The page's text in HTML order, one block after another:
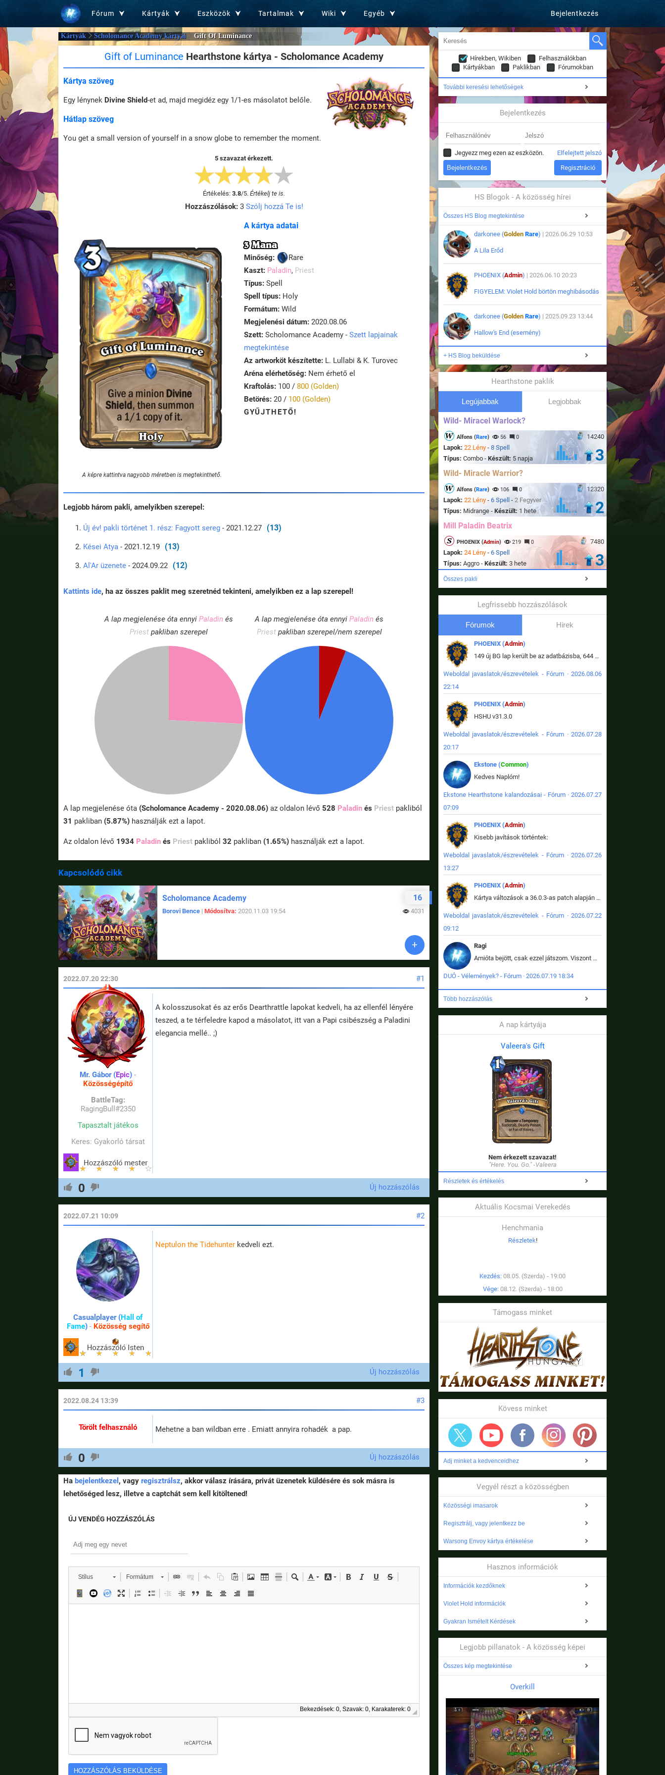
Fórum Kártyák Eszközök Tartalmak Wiki Egyéb Bejelentkezés
Kártyák Scholomance Academy kártyái Gift Of Luminance
Gift of Luminance Hearthstone kártya - Scholomance Academy
Kártya szöveg
Egy lénynek Divine Shield-et ad, majd megidéz egy 1/1-es másolatot belőle.
Hátlap szöveg
You get a small version of yourself in a snow globe to remember the moment.
5 szavazat érkezett.
Értékelés: 3.8/5. Értékelj te is.
Hozzászólások:3 Szólj hozzá Te is!
A képre kattintva nagyobb méretben is megtekinthető.
A kártya adatai
3 Mana
Minőség:
Rare
Kaszt: Paladin, Priest
Típus: Spell
Spell típus: Holy
Formátum: Wild
Megjelenési dátum: 2020.08.06
Szett: Scholomance Academy - Szett lapjainak
megtekintése
Az artworköt készítette: L. Lullabi & K. Turovec
Aréna elérhetőség: Nem érhető el
Kraftolás: 100 / 800 (Golden)
Betörés: 20 / 100 (Golden)
GYŰJTHETŐ!
Legjobb három pakli, amelyikben szerepel:
Új év! pakli történet 1. rész: Fagyott sereg - 2021.12.27 (13)
Kései Atya - 2021.12.19 (13)
Al'Ar üzenete - 2024.09.22 (12)
Kattints ide, ha az összes paklit meg szeretnéd tekinteni, amelyikben ez a lap szerepel!
A lap megjelenése óta ennyi Paladin és
Priest pakliban szerepel
A lap megjelenése óta ennyi Paladin és
Priestpakliban szerepel/nem szerepel
A lap megjelenése óta (Scholomance Academy - 2020.08.06) az oldalon lévő 528 Paladin és Priest pakliból
31 pakliban (5.87%) használják ezt a lapot.
Az oldalon lévő 1934 Paladin és Priest pakliból 32 pakliban (1.65%) használják ezt a lapot.
Kapcsolódó cikk
16
Scholomance Academy
Borovi Bence | Módosítva: 2020.11.03 19:54 4031
#1
2022.07.20 22:30
Mr. Gábor (Epic) -
Közösségépítő
BattleTag:
RagingBull#2350
Tapasztalt játékos
Keres: Gyakorló társat
A kolosszusokat és az erős Dearthrattle lapokat kedveli, ha az ellenfél lényére
teszed, a te térfeledre kapod a másolatot, itt van a Papi csibészség a Paladini
elegancia mellé.. ;)
0 Új hozzászólás
#2
2022.07.21 10:09
Casualplayer (Hall of
Fame)- Közösség segítő
Neptulon the Tidehunter kedveli ezt.
1 Új hozzászólás
#3
2022.08.24 13:39
Törölt felhasználó Mehetne a ban wildban erre . Emiatt annyira rohadék a pap.
0 Új hozzászólás
Ha bejelentkezel , vagy regisztrálsz, akkor válasz írására, privát üzenetek küldésére és sok másra is
lehetőséged lesz, illetve a captchát sem kell kitöltened!
ÚJ VENDÉG HOZZÁSZÓLÁS
Stílus Formátum
Bekezdések: 0, Szavak: 0, Karakaterek: 0
Hírekben, Wikiben
Felhasználókban
Kártyákban
Paklikban Fórumokban
További keresési lehetőségek
Bejelentkezés
Jegyezz meg ezen az eszközön. Elfelejtett jelszó
Regisztráció
HS Blogok - A közösség hírei
Összes HS Blog megtekintése
darkonee (Golden Rare) | 2026.06.29 10:53
A Lila Erőd
PHOENIX (Admin) | 2026.06.10 20:23
FIGYELEM: Violet Hold börtön meghibásodás
darkonee (Golden Rare) | 2025.09.23 13:44
Hallow's End (esemény)
+ HS Blog beküldése
Hearthstone paklik
Legújabbak Legjobbak
Wild- Miracel Warlock?
14240
Alfons (Rare) 56 0
Lapok: 22 Lény - 8 Spell
Típus: Combo - Készült: 5 napja 3
Wild- Miracle Warrior?
12320
Alfons (Rare) 106 0
Lapok: 22 Lény - 6 Spell - 2 Fegyver
Típus: Midrange - Készült: 1 hete 2
Mill Paladin Beatrix
7480
PHOENIX (Admin) 219 0
Lapok: 24 Lény - 6 Spell
Típus: Aggro - Készült: 3 hete 3
Összes pakli
Legfrissebb hozzászólások
Fórumok Hirek
PHOENIX (Admin)
149 új BG lap került be az adatbázisba, 644 db meglévő BG lap módosult, bekerültek az új képek a megváltozott lapokhoz is.
Weboldal javaslatok/észrevételek - Fórum · 2026.08.06
22:14
PHOENIX (Admin)
HSHU v31.3.0
Weboldal javaslatok/észrevételek - Fórum · 2026.07.28
20:17
Ekstone (Common)
Kedves Naplóm!
Ekstone Hearthstone kalandozásai - Fórum · 2026.07.27
07:09
PHOENIX (Admin)
Kisebb javítások történtek:
Weboldal javaslatok/észrevételek - Fórum · 2026.07.26
13:27
PHOENIX (Admin)
Kártya változások a 36.0.3-as patch alapján frissítve az adatbázisban (képek is cserélve).
Weboldal javaslatok/észrevételek - Fórum · 2026.07.22
09:12
Ragi
Amióta bejött, csak ezzel játszom. Viszont mint minden más - akár az alapjáték is, ez is baromira összetett lett. Néha már pár kör után is esélytelen az egész. Vagy irreállisan túltápol valaki, vagy lelép a partner, vagy csak hülye mint a segg. És amikor eljönne az én időm, na akkor jön el mindenki másé is. Engem jobban érdekelne, hogy ki milyen ratingen szokott játszani. Na ez lenne egy érdekes adat.
DUÓ - Vélemények? - Fórum · 2026.07.19 18:34
Több hozzászólás
A nap kártyája
Valeera's Gift
Nem érkezett szavazat!
"Here. You. Go." -Valeera
Részletek és értékelés
Aktuális Kocsmai Verekedés
Henchmania
Részletek!
Kezdés: 08.05. (Szerda) - 19:00
Vége: 08.12. (Szerda) - 18:00
Támogass minket
Kövess minket
Adj minket a kedvenceidhez
Vegyél részt a közösségben
Közösségi imasarok
Regisztrálj, vagy jelentkezz be
Warsong Envoy kártya értékelése
Hasznos információk
Információk kezdőknek
Violet Hold információk
Gyakran Ismételt Kérdések
Legjobb pillanatok - A közösség képei
Összes kép megtekintése
Overkill